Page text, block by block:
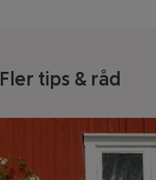
Fler tips & råd